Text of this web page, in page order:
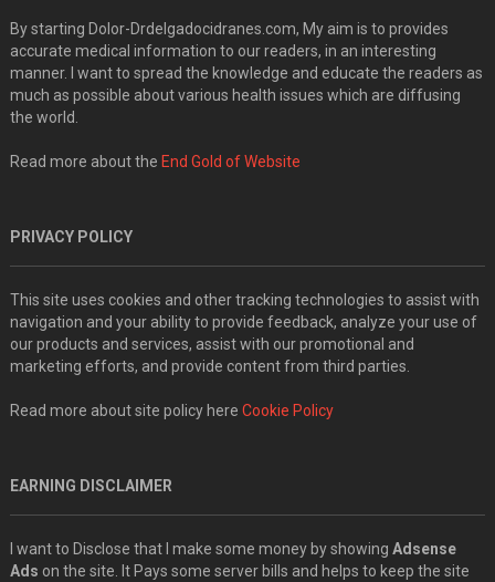
By starting Dolor-Drdelgadocidranes.com, My aim is to provides
accurate medical information to our readers, in an interesting
manner. I want to spread the knowledge and educate the readers as
much as possible about various health issues which are diffusing
the world.
Read more about the End Gold of Website
PRIVACY POLICY
This site uses cookies and other tracking technologies to assist with
navigation and your ability to provide feedback, analyze your use of
our products and services, assist with our promotional and
marketing efforts, and provide content from third parties.
Read more about site policy here Cookie Policy
EARNING DISCLAIMER
I want to Disclose that I make some money by showing Adsense
Ads on the site. It Pays some server bills and helps to keep the site